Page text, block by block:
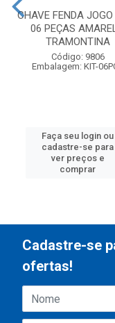
CHAVE FENDA
06 PEÇAS
TRAMONTINA
Código: 9806
Embalagem: KIT-
Faça seu login ou
cadastre-se para
ver preços e
comprar
Cadastre-se
ofertas!